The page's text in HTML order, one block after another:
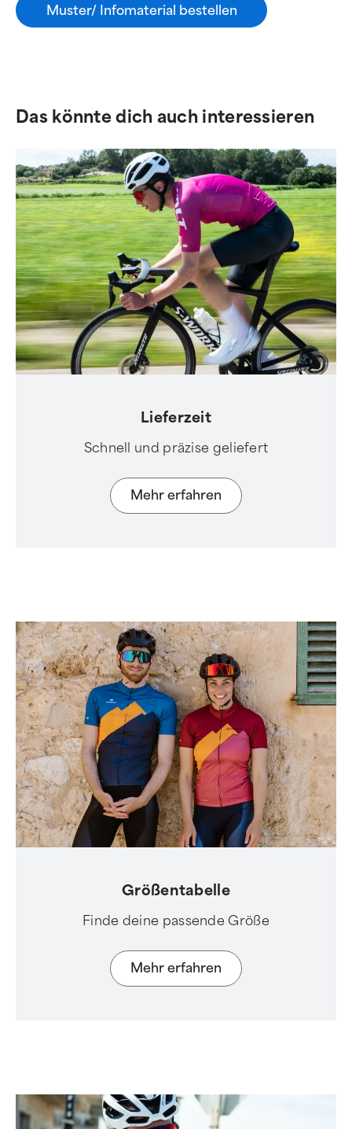
Muster/ Infomaterial bestellen
Das könnte dich auch interessieren
Lieferzeit
Schnell und präzise geliefert
Mehr erfahren
Größentabelle
Finde deine passende Größe
Mehr erfahren